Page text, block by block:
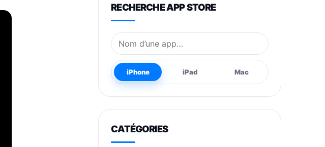
RECHERCHE APP STORE
Nom de l’application
iPhone iPad Mac
CATÉGORIES